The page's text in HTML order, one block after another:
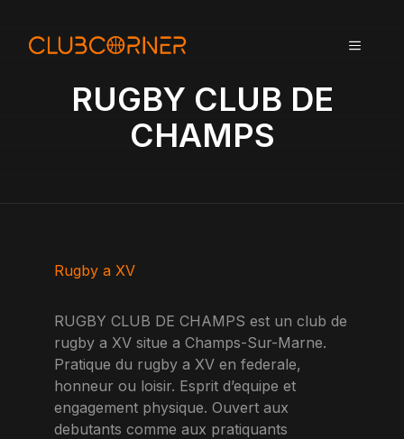
MENU
RUGBY CLUB DE
CHAMPS
Rugby a XV
RUGBY CLUB DE CHAMPS est un club de
rugby a XV situe a Champs-Sur-Marne.
Pratique du rugby a XV en federale,
honneur ou loisir. Esprit d’equipe et
engagement physique. Ouvert aux
debutants comme aux pratiquants